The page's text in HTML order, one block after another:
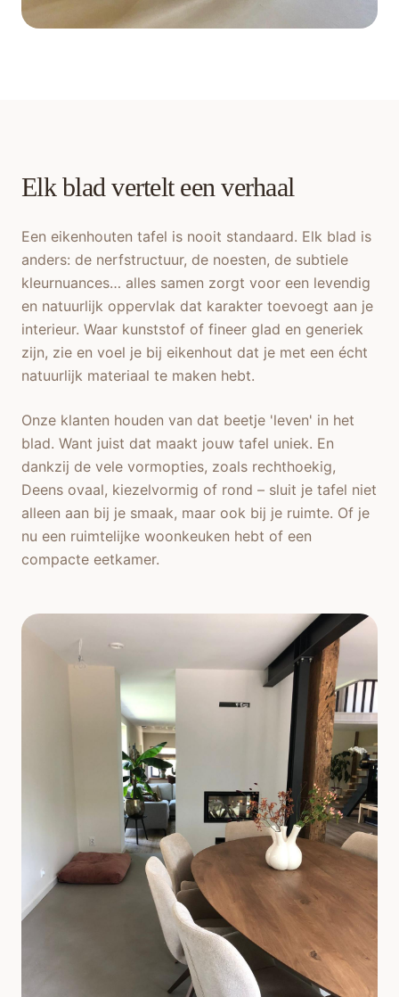
Elk blad vertelt een verhaal
Een eikenhouten tafel is nooit standaard. Elk blad is
anders: de nerfstructuur, de noesten, de subtiele
kleurnuances… alles samen zorgt voor een levendig
en natuurlijk oppervlak dat karakter toevoegt aan je
interieur. Waar kunststof of fineer glad en generiek
zijn, zie en voel je bij eikenhout dat je met een écht
natuurlijk materiaal te maken hebt.
Onze klanten houden van dat beetje 'leven' in het
blad. Want juist dat maakt jouw tafel uniek. En
dankzij de vele vormopties, zoals rechthoekig,
Deens ovaal, kiezelvormig of rond – sluit je tafel niet
alleen aan bij je smaak, maar ook bij je ruimte. Of je
nu een ruimtelijke woonkeuken hebt of een
compacte eetkamer.